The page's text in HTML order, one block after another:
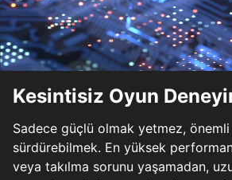
Kesintisiz Oyun
Sadece güçlü olmak yetmez,
sürdürebilmek. En yüksek
veya takılma sorunu yaşamadan,